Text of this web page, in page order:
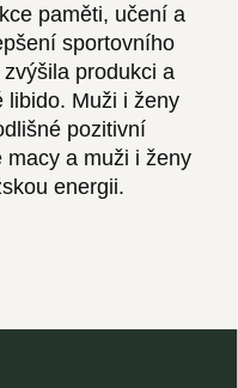
paměti, učení a
sportovního
produkci a
libido. Muži i ženy
pozitivní
macy a muži i ženy
energii.